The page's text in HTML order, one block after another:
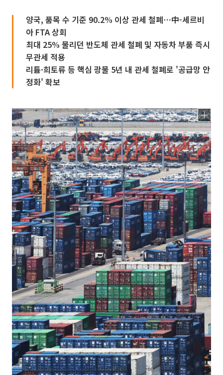
양국, 품목 수 기준 90.2% 이상 관세 철폐⋯中-세르비
아 FTA 상회
최대 25% 물리던 반도체 관세 철폐 및 자동차 부품 즉시
무관세 적용
리튬·희토류 등 핵심 광물 5년 내 관세 철폐로 '공급망 안
정화' 확보